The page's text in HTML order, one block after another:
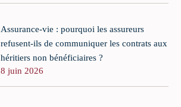
Assurance-vie : pourquoi les assureurs
refusent-ils de communiquer les contrats aux
héritiers non bénéficiaires ?
8 juin 2026